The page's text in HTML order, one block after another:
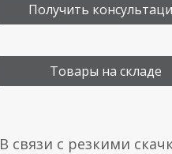
Получить
Товары на складе
В связи с резкими